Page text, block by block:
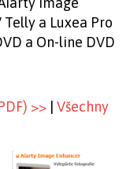
Telly a Luxea Pro
a On-line DVD
>>
Všechny